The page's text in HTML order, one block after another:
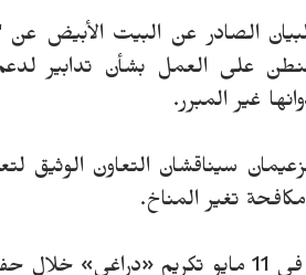
الصادر عن البيت الأبيض عن
على العمل بشأن تدابير
غير المبرر.
سيناقشان التعاون الوثيق
تغير المناخ.